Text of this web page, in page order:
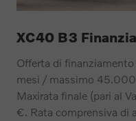
XC40 B3
Offerta di
mesi / massimo
Maxirata finale (pari al
€. Rata comprensiva di